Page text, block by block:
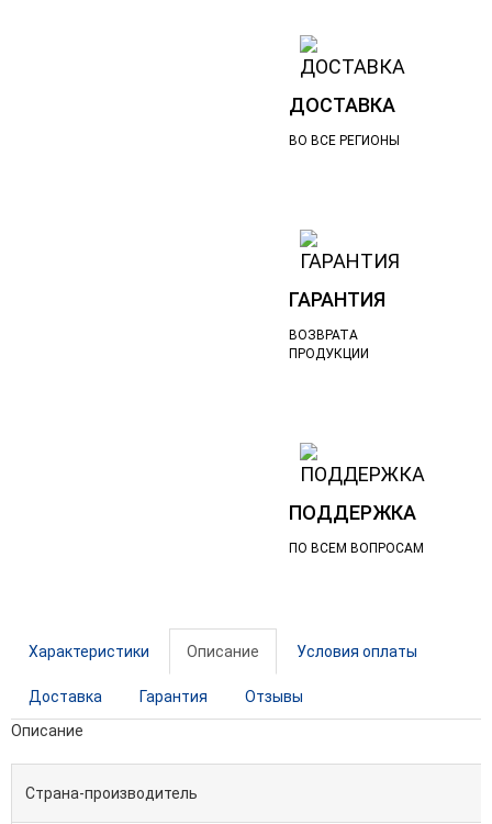
ДОСТАВКА
ВО ВСЕ РЕГИОНЫ
ГАРАНТИЯ
ВОЗВРАТА
ПРОДУКЦИИ
ПОДДЕРЖКА
ПО ВСЕМ ВОПРОСАМ
Характеристики Описание Условия оплаты
Доставка Гарантия
Отзывы
Описание
Страна-производитель